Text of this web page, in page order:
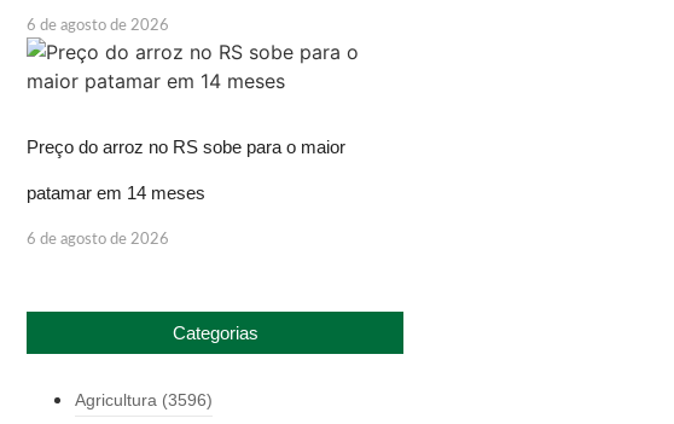
6 de agosto de 2026
Preço do arroz no RS sobe para o maior
patamar em 14 meses
6 de agosto de 2026
Categorias
Agricultura (3596)